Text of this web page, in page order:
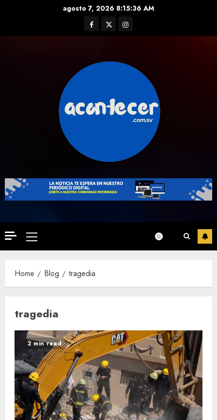
agosto 7, 2026 8:15:37 AM
Facebook
TwitterInstagram
Primary
Menu
Home Blog tragedia
tragedia
2 min read